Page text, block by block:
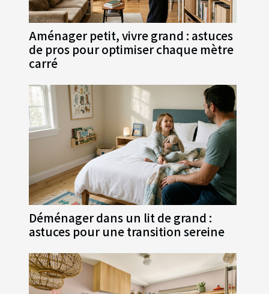
Aménager petit, vivre grand : astuces
de pros pour optimiser chaque mètre
carré
Déménager dans un lit de grand :
astuces pour une transition sereine